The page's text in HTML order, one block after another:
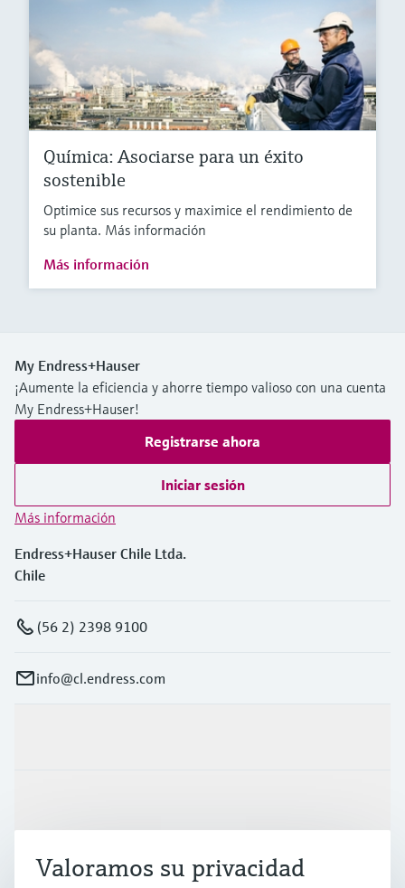
Química: Asociarse para un éxito
sostenible
Optimice sus recursos y maximice el rendimiento de
su planta. Más información
Más información
My Endress+Hauser
¡Aumente la eficiencia y ahorre tiempo valioso con una cuenta
My Endress+Hauser!
Registrarse ahora
Iniciar sesión
Más información
Endress+Hauser Chile Ltda.
Chile
(56 2) 2398 9100
info@cl.endress.com
Soporte
Valoramos su privacidad